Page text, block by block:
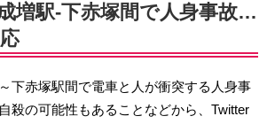
増駅-下赤塚間で人身事故…
下赤塚駅間で電車と人が衝突する人身事
殺の可能性もあることなどから、Twitter